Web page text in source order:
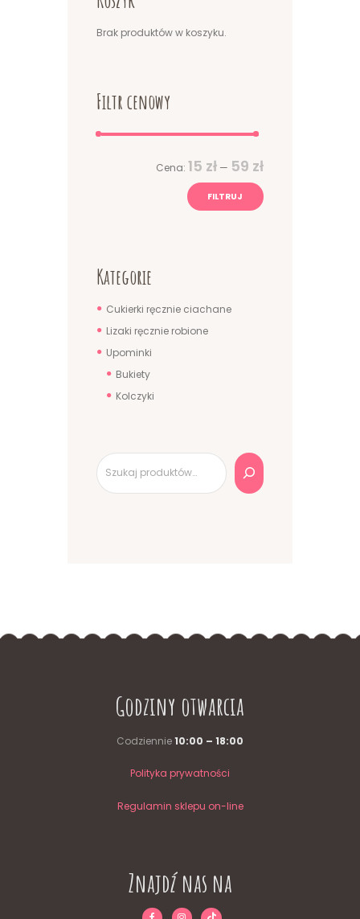
Brak produktów w koszyku.
Filtr cenowy
FILTRUJ
Cena: 15 zł — 59 zł
Kategorie
Cukierki ręcznie ciachane
Lizaki ręcznie robione
Upominki
Bukiety
Kolczyki
Szukaj
Godziny otwarcia
Codziennie10:00 – 18:00
Polityka prywatności
Regulamin sklepu on-line
Znajdź nas na